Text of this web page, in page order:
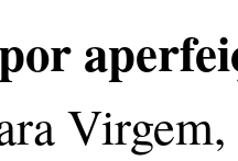
Virgem,